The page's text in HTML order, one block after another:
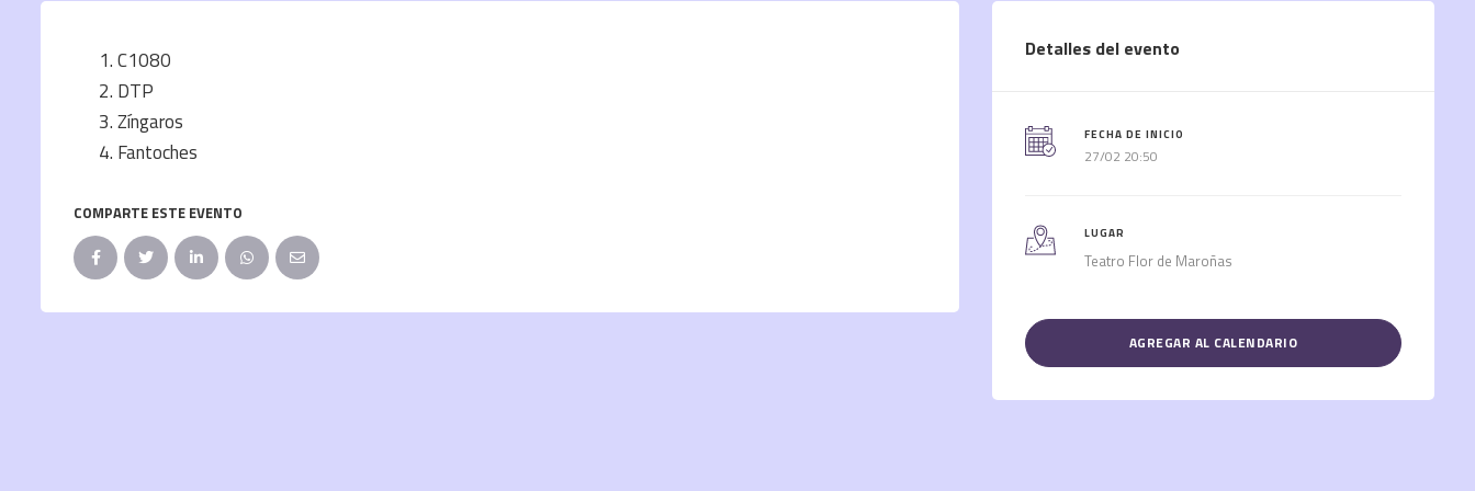
C1080
DTP
Zíngaros
Fantoches
COMPARTE ESTE EVENTO
Detalles del evento
FECHA DE INICIO
27/02 20:50
LUGAR
Teatro Flor de Maroñas
AGREGAR AL CALENDARIO